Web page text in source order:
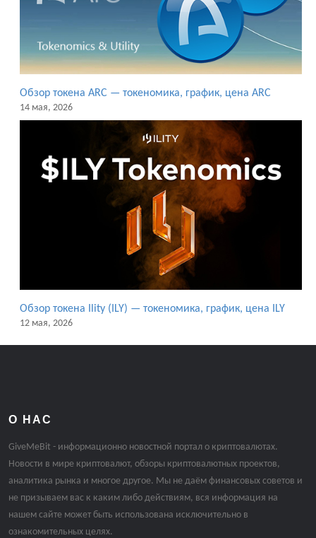
Обзор токена ARC — токеномика, график, цена ARC
14 мая, 2026
Обзор токена Ility (ILY) — токеномика, график, цена ILY
12 мая, 2026
О НАС
GiveMeBit - информационно новостной портал о криптовалютах.
Новости в мире криптовалют, обзоры криптовалютных проектов,
аналитика рынка и многое другое. Мы не даём финансовых советов и
не призываем вас к каким либо действиям, вся информация на
нашем сайте может быть использована исключительно в
ознакомительных целях.